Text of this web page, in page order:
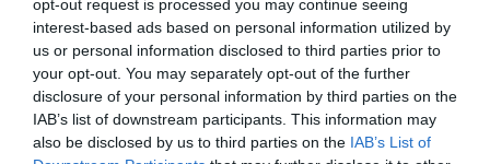
opt-out request is processed you may continue seeing
interest-based ads based on personal information utilized by
us or personal information disclosed to third parties prior to
your opt-out. You may separately opt-out of the further
disclosure of your personal information by third parties on the
IAB’s list of downstream participants. This information may
also be disclosed by us to third parties on the IAB’s List of